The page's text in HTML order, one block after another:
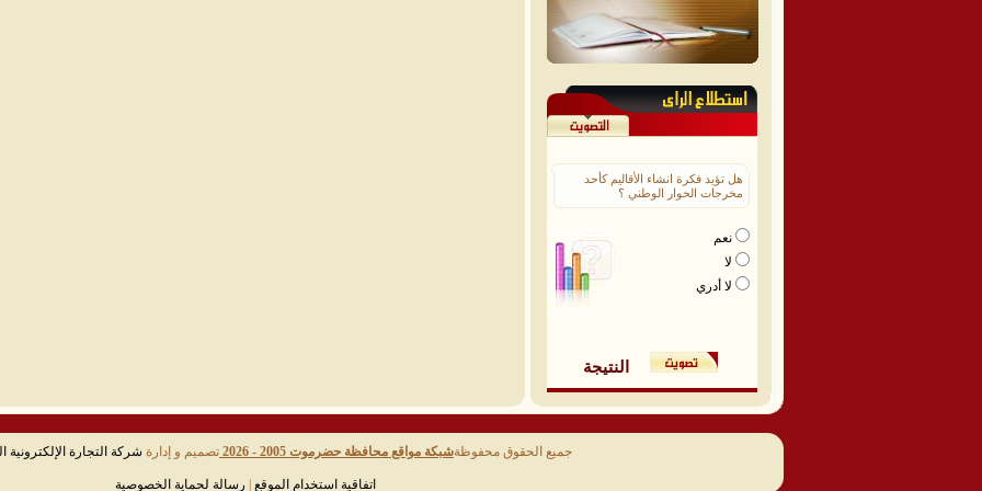
هل تؤيد فكرة انشاء الأقاليم كأحد
مخرجات الحوار الوطني ؟
نعم
لا
لا أدري
النتيجة
جميع الحقوق محفوظةشبكة مواقع محافظة حضرموت 2005 - 2026 تصميم و إدارة شركة التجارة الإلكترونية
اتفاقية استخدام الموقع رسالة لحماية الخصوصية